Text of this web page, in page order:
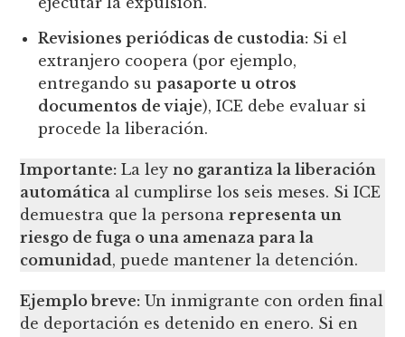
Revisiones periódicas de custodia: Si el
extranjero coopera (por ejemplo,
entregando supasaporte u otros
documentos de viaje), ICE debe evaluar si
procede la liberación.
Importante: La leyno garantiza la liberación
automática al cumplirse los seis meses. Si ICE
demuestra que la personarepresenta un
riesgo de fuga o una amenaza para la
comunidad, puede mantener la detención.
Ejemplo breve: Un inmigrante con orden final
de deportación es detenido en enero. Si en